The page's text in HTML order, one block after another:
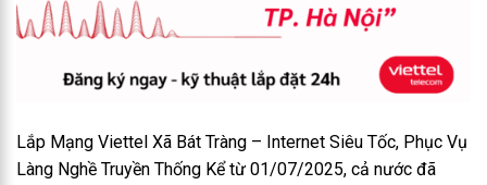
Lắp Mạng Viettel Xã Bát Tràng – Internet Siêu Tốc, Phục Vụ
Làng Nghề Truyền Thống Kể từ 01/07/2025, cả nước đã